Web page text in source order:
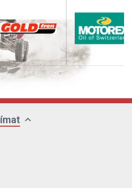
expand_more